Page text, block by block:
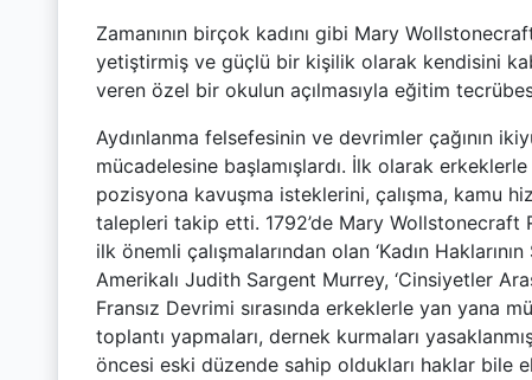
Zamanının birçok kadını gibi Mary
yetiştirmiş ve güçlü bir kişilik olarak kendisini
veren özel bir okulun açılmasıyla eğitim
Aydınlanma felsefesinin ve devrimler çağının
mücadelesine başlamışlardı. İlk olarak
pozisyona kavuşma isteklerini, çalışma, kamu
talepleri takip etti. 1792’de Mary Wollstonecraft
ilk önemli çalışmalarından olan ‘Kadın
Amerikalı Judith Sargent Murrey, ‘Cinsiyetler
Fransız Devrimi sırasında erkeklerle yan yana
toplantı yapmaları, dernek kurmaları
öncesi eski düzende sahip oldukları haklar bile